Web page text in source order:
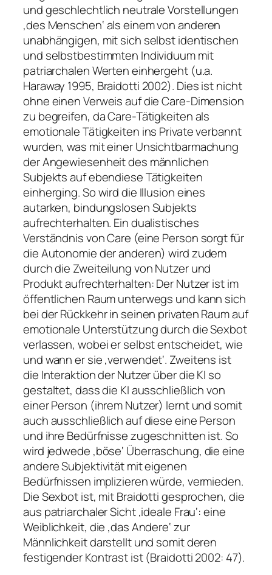
und geschlechtlich neutrale Vorstellungen
‚des Menschen‘ als einem von anderen
unabhängigen, mit sich selbst identischen
und selbstbestimmten Individuum mit
patriarchalen Werten einhergeht (u.a.
Haraway 1995, Braidotti 2002). Dies ist nicht
ohne einen Verweis auf die Care-Dimension
zu begreifen, da Care-Tätigkeiten als
emotionale Tätigkeiten ins Private verbannt
wurden, was mit einer Unsichtbarmachung
der Angewiesenheit des männlichen
Subjekts auf ebendiese Tätigkeiten
einherging. So wird die Illusion eines
autarken, bindungslosen Subjekts
aufrechterhalten. Ein dualistisches
Verständnis von Care (eine Person sorgt für
die Autonomie der anderen) wird zudem
durch die Zweiteilung von Nutzer und
Produkt aufrechterhalten: Der Nutzer ist im
öffentlichen Raum unterwegs und kann sich
bei der Rückkehr in seinen privaten Raum auf
emotionale Unterstützung durch die Sexbot
verlassen, wobei er selbst entscheidet, wie
und wann er sie ‚verwendet‘. Zweitens ist
die Interaktion der Nutzer über die KI so
gestaltet, dass die KI ausschließlich von
einer Person (ihrem Nutzer) lernt und somit
auch ausschließlich auf diese eine Person
und ihre Bedürfnisse zugeschnitten ist. So
wird jedwede ‚böse‘ Überraschung, die eine
andere Subjektivität mit eigenen
Bedürfnissen implizieren würde, vermieden.
Die Sexbot ist, mit Braidotti gesprochen, die
aus patriarchaler Sicht ‚ideale Frau‘: eine
Weiblichkeit, die ‚das Andere‘ zur
Männlichkeit darstellt und somit deren
festigender Kontrast ist (Braidotti 2002: 47).